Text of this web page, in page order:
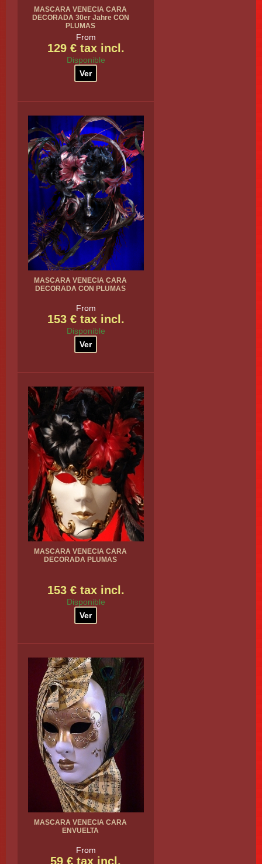
MASCARA VENECIA CARA
DECORADA 30er Jahre CON
PLUMAS
From
129 € tax incl.
Disponible
Ver
MASCARA VENECIA CARA
DECORADA CON PLUMAS
From
153 € tax incl.
Disponible
Ver
MASCARA VENECIA CARA
DECORADA PLUMAS
153 € tax incl.
Disponible
Ver
MASCARA VENECIA CARA
ENVUELTA
From
59 € tax incl.